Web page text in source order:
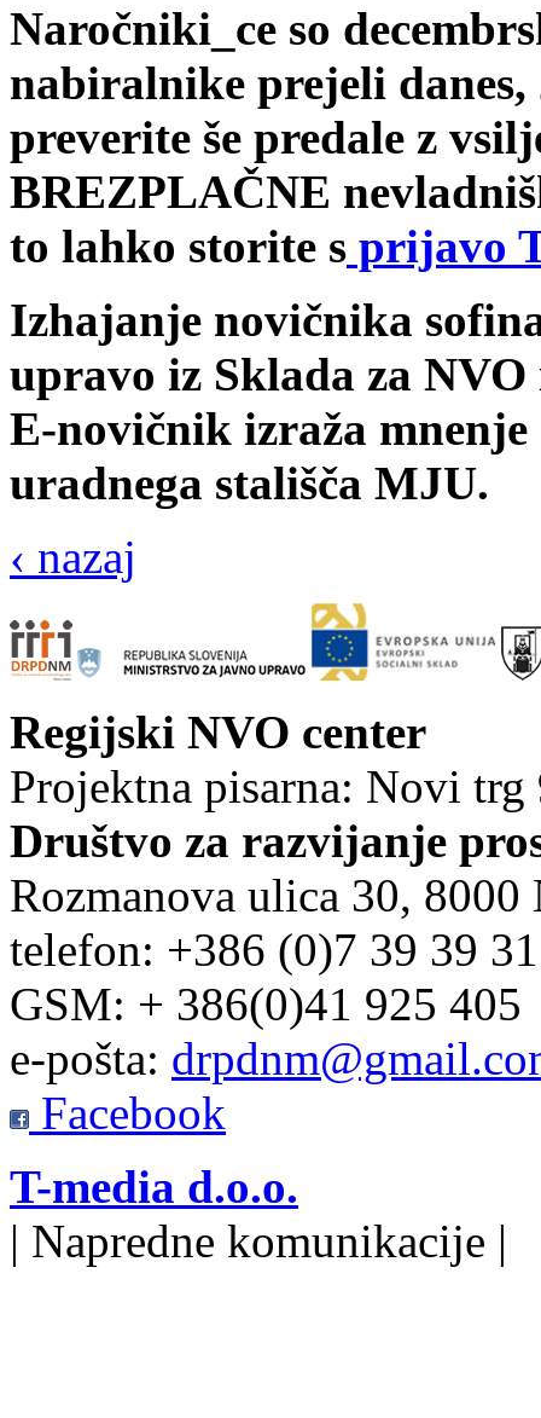
Naročniki_ce so
nabiralnike prejeli danes,
preverite še predale z
BREZPLAČNE
to lahko storite s prijavo
Izhajanje novičnika
upravo iz Sklada za
E-novičnik izraža
uradnega stališča MJU.
‹ nazaj
Regijski NVO center
Projektna pisarna: Novi
Društvo za razvijanje
Rozmanova ulica 30, 8000
telefon: +386 (0)7 39 39
GSM: + 386(0)41 925 405
e-pošta:
Facebook
T-media d.o.o.
| Napredne komunikacije |